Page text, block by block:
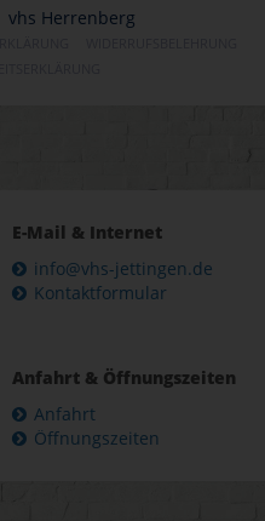
vhs Herrenberg
E-Mail & Internet
info@vhs-jettingen.de
Kontaktformular
Anfahrt & Öffnungszeiten
Anfahrt
Öffnungszeiten